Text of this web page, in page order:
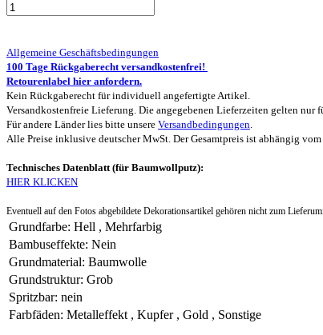
Allgemeine Geschäftsbedingungen
100 Tage Rückgaberecht versandkostenfrei!
Retourenlabel hier anfordern.
Kein Rückgaberecht für individuell angefertigte Artikel.
Versandkostenfreie Lieferung. Die angegebenen Lieferzeiten gelten nur
Für andere Länder lies bitte unsere Versandbedingungen.
Alle Preise inklusive deutscher MwSt. Der Gesamtpreis ist abhängig
Technisches Datenblatt (für Baumwollputz):
HIER KLICKEN
Eventuell auf den Fotos abgebildete Dekorationsartikel gehören nicht zum
Grundfarbe: Hell , Mehrfarbig
Bambuseffekte: Nein
Grundmaterial: Baumwolle
Grundstruktur: Grob
Spritzbar: nein
Farbfäden: Metalleffekt, Kupfer, Gold , Sonstige